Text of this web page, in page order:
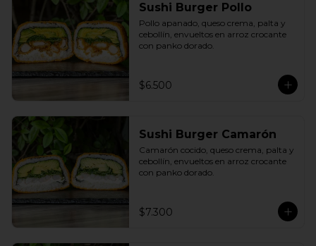
Sushi Burger Pollo
Pollo apanado, queso crema, palta y
cebollín, envueltos en arroz crocante
con panko dorado.
$6.500
Sushi Burger Camarón
Camarón cocido, queso crema, palta y
cebollín, envueltos en arroz crocante
con panko dorado.
$7.300